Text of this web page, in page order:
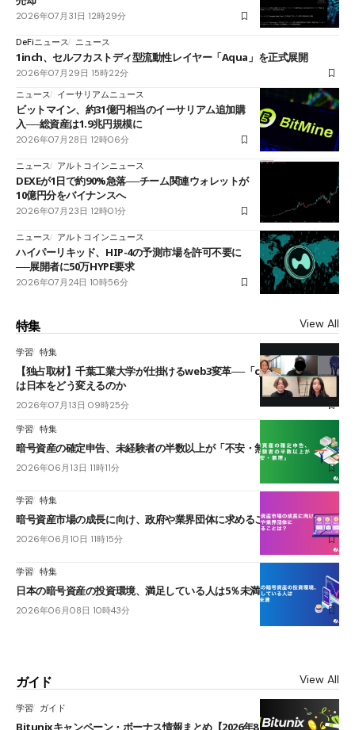
2026年07月31日 12時29分
DeFiニュース ニュース
1inch、セルフカストディ型流動性レイヤー「Aqua」を正式展開
2026年07月29日 15時22分
ニュース
イーサリアムニュース
ビットマイン、約31億円相当のイーサリアム追加購
入──総資産は1.9兆円規模に
2026年07月28日 12時06分
ニュース アルトコインニュース
DEXEが1日で約90%急落──チーム関連ウォレットが
10億円分をバイナンスへ
2026年07月23日 12時01分
ニュース アルトコインニュース
ハイパーリキッド、HIP-4の予測市場を許可不要に
──展開者に50万HYPE要求
2026年07月24日 10時56分
特集 View All
学習 特集
【独占取材】千葉工業大学が仕掛けるweb3変革──「cJPY」とAIの融合
は日本をどう変えるのか
2026年07月13日 09時25分
学習 特集
暗号資産の確定申告、未経験者の半数以上が「不安・無理」
2026年06月13日 11時11分
学習 特集
暗号資産市場の成長に向け、政府や業界団体に求めることは？
2026年06月10日 11時15分
学習 特集
日本の暗号資産の投資環境、満足している人は5％未満
2026年06月08日 10時43分
ガイド View All
学習 ガイド
Bitunixキャンペーン・ボーナス情報まとめ【2026年8月最新】